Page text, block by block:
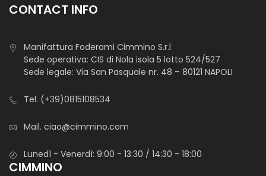
CONTACT INFO
Manifattura Foderami Cimmino S.r.l
Sede operativa: CIS di Nola isola 5 lotto 524/527
Sede legale: Via San Pasquale nr. 48 – 80121 NAPOLI
Tel. (+39)0815108534
Mail. ciao@cimmino.com
Lunedì - Venerdì: 9:00 - 13:30 / 14:30 - 18:00
CIMMINO